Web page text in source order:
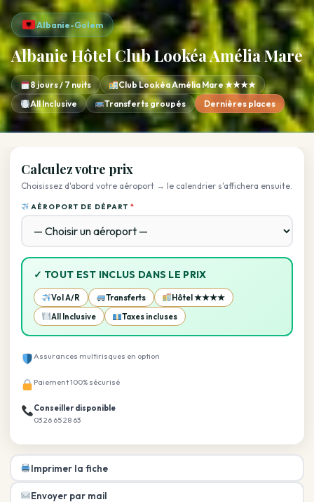
Albanie-Golem
Albanie Hôtel Club Lookéa Amélia Mare
8 jours / 7 nuits
Club Lookéa Amélia Mare ★★★★
All Inclusive
Transferts groupés Dernières places
Calculez votre prix
Choisissez d'abord votre aéroport → le calendrier s'affichera ensuite.
AÉROPORT DE DÉPART*
✓ TOUT EST INCLUS DANS LE PRIX
Vol A/R Transferts
Hôtel ★★★★
All Inclusive
Taxes incluses
Assurances multirisques en option
Paiement 100% sécurisé
Conseiller disponible
03 26 65 28 63
Imprimer la fiche
Envoyer par mail